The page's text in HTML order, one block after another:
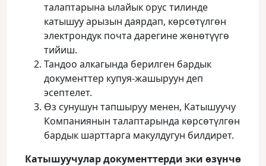
талаптарына ылайык орус тилинде
катышуу арызын даярдап, көрсөтүлгөн
электрондук почта дарегине жөнөтүүгө
тийиш.
Тандоо алкагында берилген бардык
документтер купуя-жашыруун деп
эсептелет.
Өз сунушун тапшыруу менен, Катышуучу
Компаниянын талаптарында көрсөтүлгөн
бардык шарттарга макулдугун билдирет.
Катышуучулар документтерди эки өзүнчө